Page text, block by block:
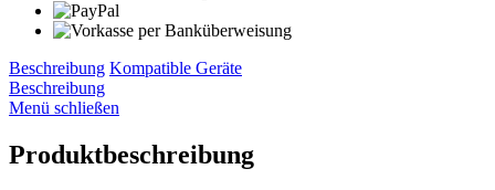
Beschreibung Kompatible Geräte
Beschreibung
Menü schließen
Produktbeschreibung